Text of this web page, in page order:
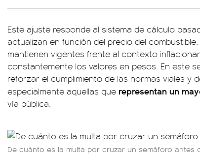
Este ajuste responde al sistema de cálculo
actualizan en función del precio del
mantienen vigentes frente al contexto
constantemente los valores en pesos. En este
reforzar el cumplimiento de las normas viales y
especialmente aquellas que representan un
vía pública.
De cuánto es la multa por cruzar un semáforo antes